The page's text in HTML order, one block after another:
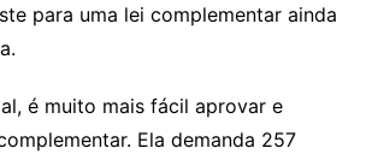
para uma lei complementar ainda
é muito mais fácil aprovar e
Ela demanda 257